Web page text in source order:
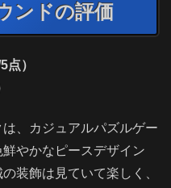
ンドの評価
）
、カジュアルパズルゲー
やかなピースデザイン
装飾は見ていて楽しく、